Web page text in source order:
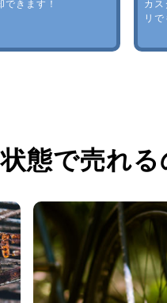
できます！
カス
リ
態で売れる